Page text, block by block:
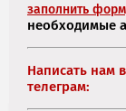
заполнить
необходимые
Написать нам в
телеграм: